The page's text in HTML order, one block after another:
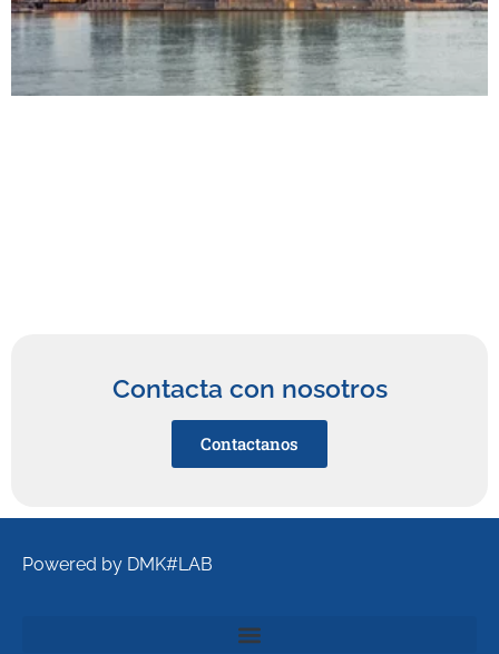
Contacta con nosotros
Contactanos
Powered by DMK#LAB